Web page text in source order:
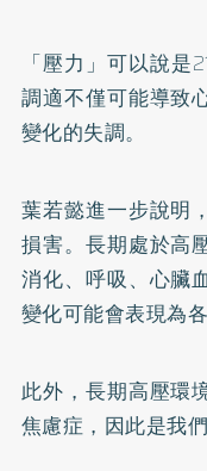
「壓力」可以說
調適不僅可能導致
變化的失調。
葉若懿進一步說明
損害。長期處於高
消化、呼吸、心臟
變化可能會表現為
此外，長期高壓環
焦慮症，因此是我